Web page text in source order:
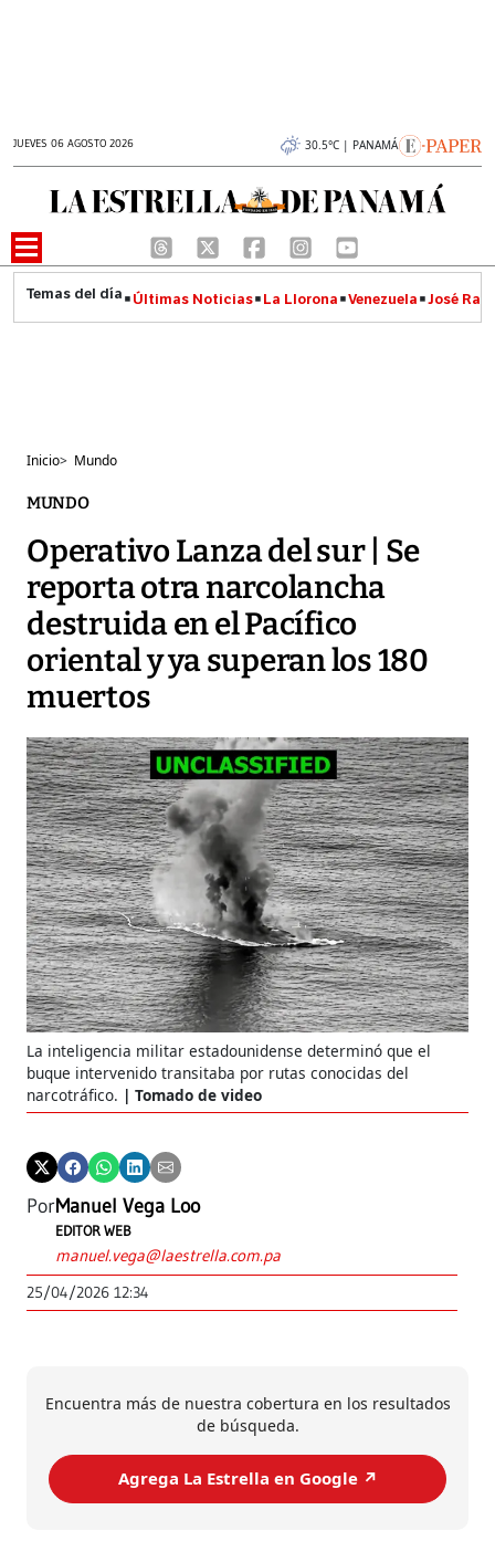
JUEVES 06 AGOSTO 2026 30.5°C | PANAMÁ
Últimas Noticias La Llorona Venezuela José
Inicio> Mundo
MUNDO
Operativo Lanza del sur | Se
reporta otra narcolancha
destruida en el Pacífico
oriental y ya superan los 180
muertos
La inteligencia militar estadounidense determinó que el
buque intervenido transitaba por rutas conocidas del
narcotráfico.
Tomado de video
PorManuel Vega Loo
EDITOR WEB
manuel.vega@laestrella.com.pa
25/04/2026 12:34
Encuentra más de nuestra cobertura en los resultados
de búsqueda.
Agrega La Estrella en Google ↗️